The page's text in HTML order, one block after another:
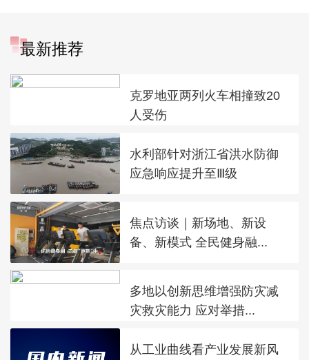
最新推荐
克罗地亚两列火车相撞致20
人受伤
水利部针对浙江省洪水防御
应急响应提升至Ⅲ级
焦点访谈｜新场地、新设
备、新模式 全民健身融...
多地以创新思维增强防灾减
灾救灾能力 应对举措...
从工业曲线看产业发展新风